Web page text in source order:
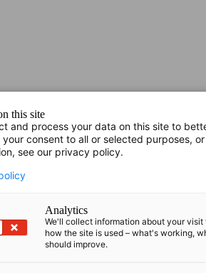
Xing teilenKopiere URL zum Clipboard
etwas Anderes?
finden Sie aktuelle
Podcasts...
this site
and process your data on this site to
consent to all or selected purposes,
see our privacy policy.
Analytics
We'll collect information about your visit
how the site is used – what's working,
should improve.